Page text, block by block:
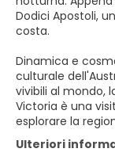
Dodici Apostoli,
costa.
Dinamica e
culturale
vivibili al mondo,
Victoria è una
esplorare la
Ulteriori